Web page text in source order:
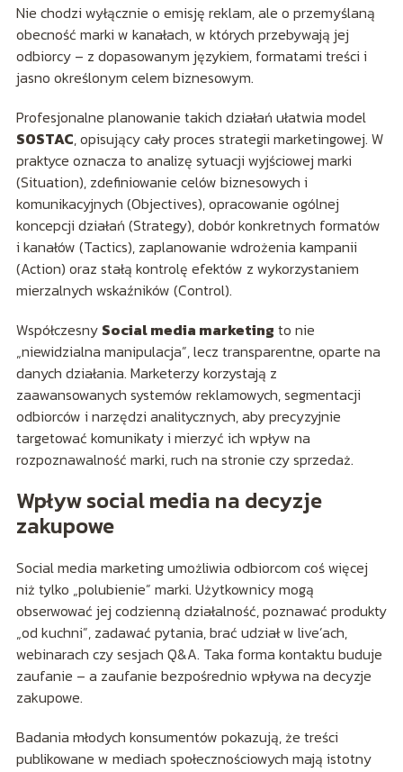
Nie chodzi wyłącznie o emisję reklam, ale o przemyślaną
obecność marki w kanałach, w których przebywają jej
odbiorcy – z dopasowanym językiem, formatami treści i
jasno określonym celem biznesowym.
Profesjonalne planowanie takich działań ułatwia model
SOSTAC, opisujący cały proces strategii marketingowej. W
praktyce oznacza to analizę sytuacji wyjściowej marki
(Situation), zdefiniowanie celów biznesowych i
komunikacyjnych (Objectives), opracowanie ogólnej
koncepcji działań (Strategy), dobór konkretnych formatów
i kanałów (Tactics), zaplanowanie wdrożenia kampanii
(Action) oraz stałą kontrolę efektów z wykorzystaniem
mierzalnych wskaźników (Control).
Współczesny Social media marketing to nie
„niewidzialna manipulacja”, lecz transparentne, oparte na
danych działania. Marketerzy korzystają z
zaawansowanych systemów reklamowych, segmentacji
odbiorców i narzędzi analitycznych, aby precyzyjnie
targetować komunikaty i mierzyć ich wpływ na
rozpoznawalność marki, ruch na stronie czy sprzedaż.
Wpływ social media na decyzje
zakupowe
Social media marketing umożliwia odbiorcom coś więcej
niż tylko „polubienie” marki. Użytkownicy mogą
obserwować jej codzienną działalność, poznawać produkty
„od kuchni”, zadawać pytania, brać udział w live’ach,
webinarach czy sesjach Q&A. Taka forma kontaktu buduje
zaufanie – a zaufanie bezpośrednio wpływa na decyzje
zakupowe.
Badania młodych konsumentów pokazują, że treści
publikowane w mediach społecznościowych mają istotny